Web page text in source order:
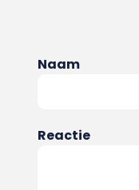
Naam
Reactie